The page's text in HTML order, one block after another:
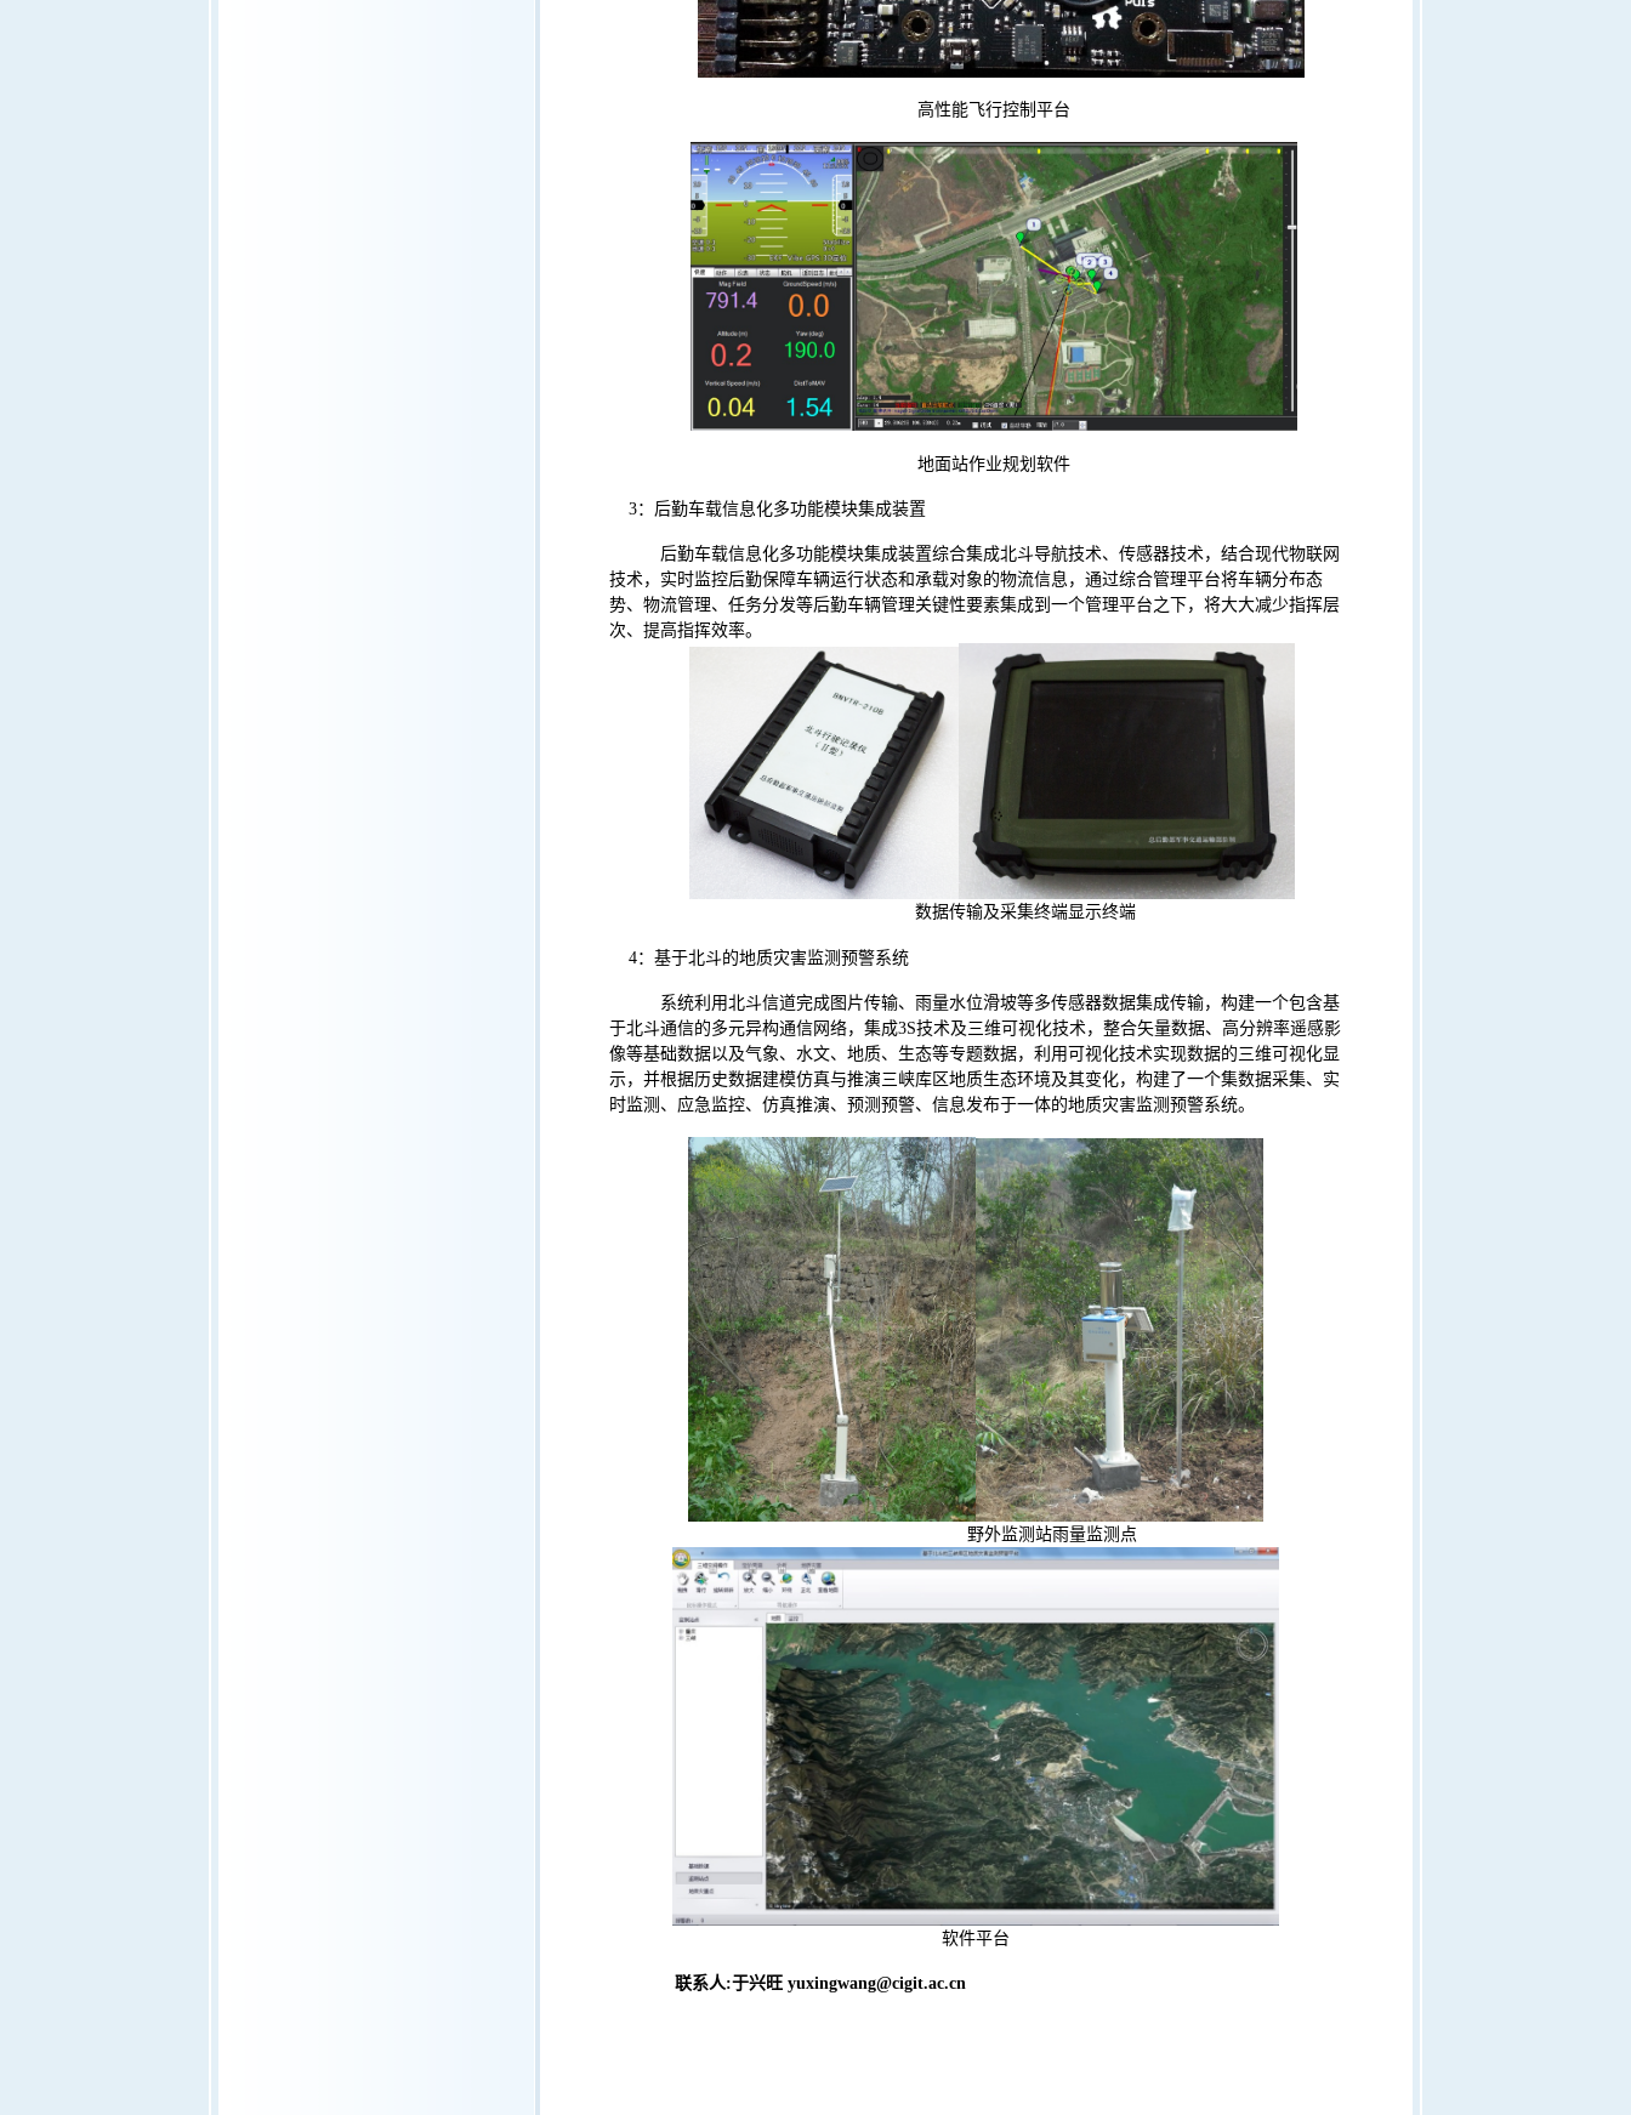
高性能飞行控制平台
地面站作业规划软件
3：后勤车载信息化多功能模块集成装置
后勤车载信息化多功能模块集成装置综合集成北斗导航技术、传感器技术，结合现代物联网
技术，实时监控后勤保障车辆运行状态和承载对象的物流信息，通过综合管理平台将车辆分布态
势、物流管理、任务分发等后勤车辆管理关键性要素集成到一个管理平台之下，将大大减少指挥层
次、提高指挥效率。
数据传输及采集终端显示终端
4：基于北斗的地质灾害监测预警系统
系统利用北斗信道完成图片传输、雨量水位滑坡等多传感器数据集成传输，构建一个包含基
于北斗通信的多元异构通信网络，集成3S技术及三维可视化技术，整合矢量数据、高分辨率遥感影
像等基础数据以及气象、水文、地质、生态等专题数据，利用可视化技术实现数据的三维可视化显
示，并根据历史数据建模仿真与推演三峡库区地质生态环境及其变化，构建了一个集数据采集、实
时监测、应急监控、仿真推演、预测预警、信息发布于一体的地质灾害监测预警系统。
野外监测站雨量监测点
软件平台
联系人:于兴旺yuxingwang@cigit.ac.cn